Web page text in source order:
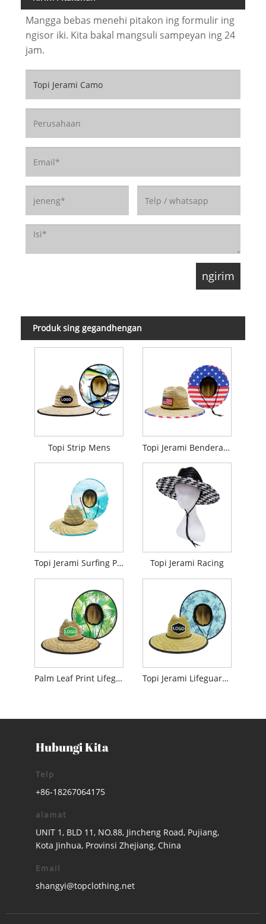
Mangga bebas menehi pitakon ing formulir ing
ngisor iki. Kita bakal mangsuli sampeyan ing 24
jam.
Produk sing gegandhengan
Topi Strip Mens Topi Jerami Bendera Amerika
Topi Jerami Surfing Pria Topi Jerami Racing
Palm Leaf Print Lifeguard Topi Jerami Topi Jerami Lifeguard Pohon Palem
Hubungi Kita
Telp
+86-18267064175
alamat
UNIT 1, BLD 11, NO.88, Jincheng Road, Pujiang,
Kota Jinhua, Provinsi Zhejiang, China
Email
shangyi@topclothing.net